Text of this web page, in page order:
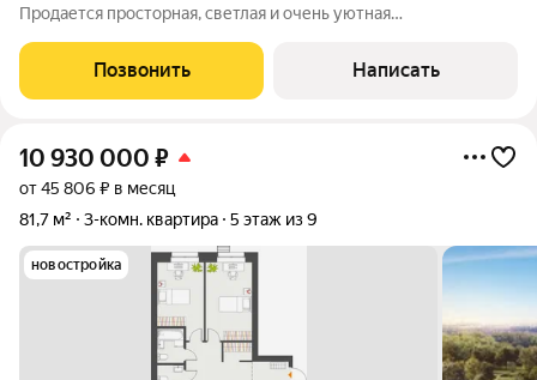
Продается просторная, светлая и очень уютная
планировка, много солнечного света. В квартире сделан новый
ремонт. Квартира укомплектована всей
Позвонить Написать
10 930 000 ₽
от 45 806 ₽ в месяц
81,7 м²
3-комн. квартира 5 этаж из 9
новостройка